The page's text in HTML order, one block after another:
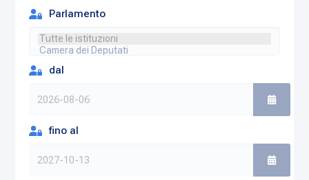
Parlamento
dal
fino al